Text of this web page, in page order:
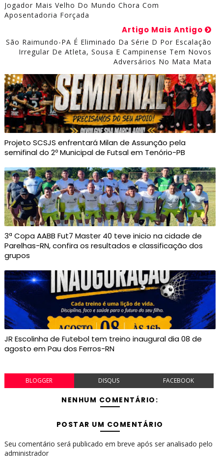
Jogador Mais Velho Do Mundo Chora Com
Aposentadoria Forçada
Artigo Mais Antigo
São Raimundo-PA É Eliminado Da Série D Por Escalação
Irregular De Atleta, Sousa E Campinense Tem Novos
Adversários No Mata Mata
Projeto SCSJS enfrentará Milan de Assunção pela
semifinal do 2º Municipal de Futsal em Tenório-PB
3ª Copa AABB Fut7 Master 40 teve inicio na cidade de
Parelhas-RN, confira os resultados e classificação dos
grupos
JR Escolinha de Futebol tem treino inaugural dia 08 de
agosto em Pau dos Ferros-RN
BLOGGER DISQUS FACEBOOK
NENHUM COMENTÁRIO:
POSTAR UM COMENTÁRIO
Seu comentário será publicado em breve após ser analisado pelo
administrador